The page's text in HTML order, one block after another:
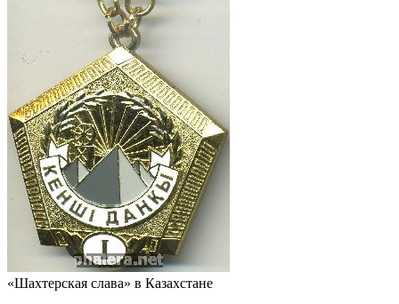
«Шахтерская слава» в Казахстане